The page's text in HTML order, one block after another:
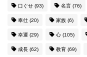
口ぐせ (93) 名言 (76)
奉仕 (20) 家族 (6)
幸運 (29) 心 (105)
成長 (62) 教育 (69)